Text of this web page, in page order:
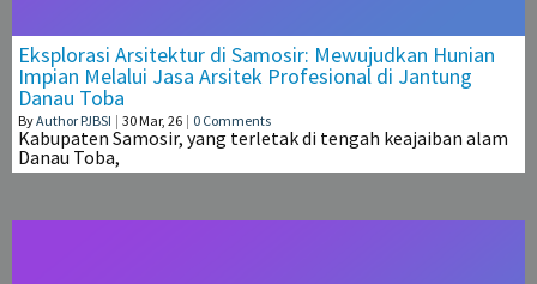
Eksplorasi Arsitektur di Samosir: Mewujudkan Hunian
Impian Melalui Jasa Arsitek Profesional di Jantung
Danau Toba
ByAuthor PJBSI | 30 Mar, 26 | 0 Comments
Kabupaten Samosir, yang terletak di tengah keajaiban alam
Danau Toba,